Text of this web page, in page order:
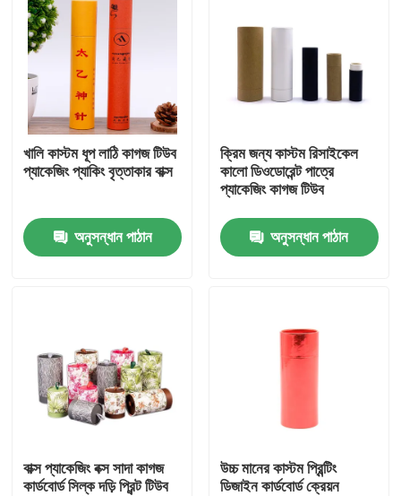
পণ্য
ভিডিও
আমাদের সম্পর্কে
মান নিয়ন্ত্রণ
উদ্ধৃতির জন্য আবেদন
কার্ডবোর্ড পেপার গিফট বক্স
কার্ডবোর্ড টিউব উপহার বাক্স
খালি কাস্টম ধূপ লাঠি কাগজ টিউব
প্যাকেজিং প্যাকিং বৃত্তাকার বাক্স
অনুসন্ধান পাঠান
ক্রিম জন্য কাস্টম রিসাইকেল
কালো ডিওডোরেন্ট পাত্রে
প্যাকেজিং কাগজ টিউব
অনুসন্ধান পাঠান
বাক্স প্যাকেজিং বক্স সাদা কাগজ
কার্ডবোর্ড সিল্ক দড়ি প্রিন্ট টিউব
উচ্চ মানের কাস্টম প্রিন্টিং
ডিজাইন কার্ডবোর্ড ক্রেয়ন